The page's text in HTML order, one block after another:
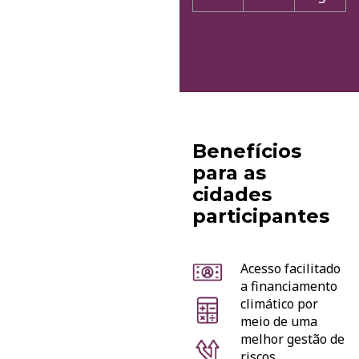
Benefícios
para as
cidades
participantes
Acesso facilitado
a financiamento
climático por
meio de uma
melhor gestão de